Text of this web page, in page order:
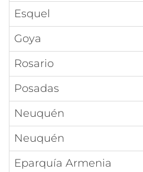
Esquel
Goya
Rosario
Posadas
Neuquén
Neuquén
Eparquía Armenia